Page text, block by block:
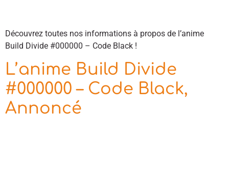
Découvrez toutes nos informations à propos de l’anime
Build Divide #000000 – Code Black !
L’anime Build Divide
#000000 – Code Black,
Annoncé